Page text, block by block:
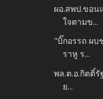
ผอ.สพป.ขอน
ใจตามข...
"บิ๊กอรรถ ผ
ราหู ร...
พล.ต.อ.กิตติ์
ย...